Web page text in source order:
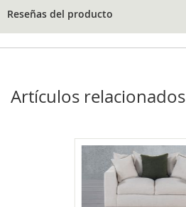
Reseñas del producto
Artículos relacionados